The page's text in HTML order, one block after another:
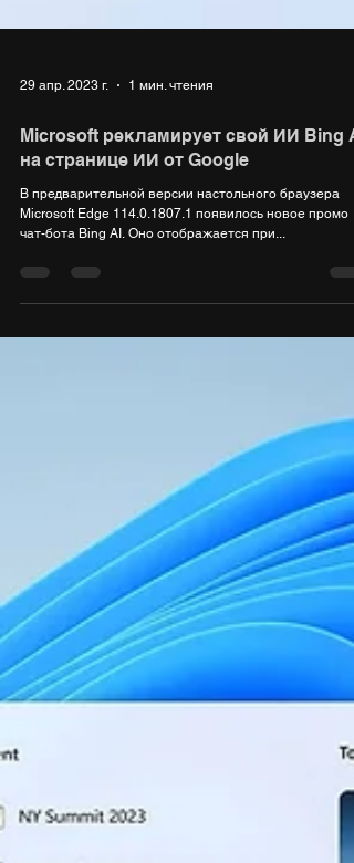
29 апр. 2023 г.
Microsoft рекламирует свой ИИ Bing
В предварительной версии настольного браузера
Microsoft Edge 114.0.1807.1 появилось новое промо